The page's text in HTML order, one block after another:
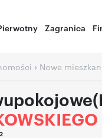
Zagranica
› Nowe
2